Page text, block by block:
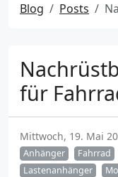
Blog Posts
für
Mittwoch, 19. Mai
Anhänger
Fahrrad
Lastenanhänger